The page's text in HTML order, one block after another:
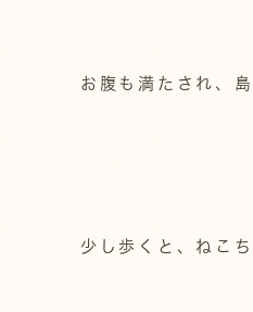
お腹も満たされ、
少し歩くと、ねこ